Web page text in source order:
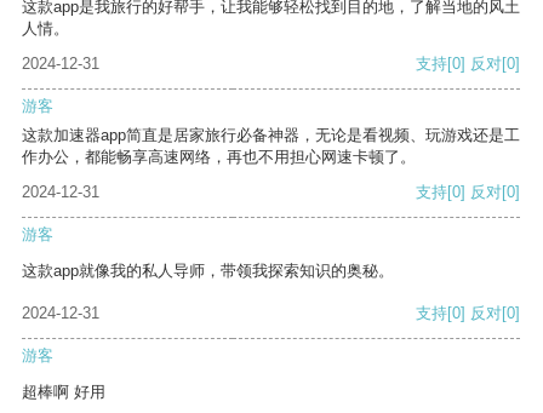
这款app是我旅行的好帮手，让我能够轻松找到目的地，了解当地的风土
人情。
2024-12-31
支持[0] 反对[0]
游客
这款加速器app简直是居家旅行必备神器，无论是看视频、玩游戏还是工
作办公，都能畅享高速网络，再也不用担心网速卡顿了。
2024-12-31
支持[0] 反对[0]
游客
这款app就像我的私人导师，带领我探索知识的奥秘。
2024-12-31 支持[0] 反对[0]
游客
超棒啊 好用